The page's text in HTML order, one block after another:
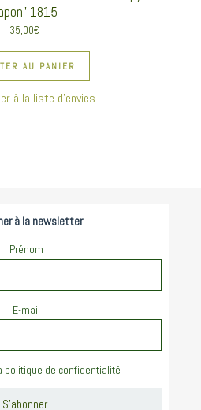
1815
35,00€
AU PANIER
à la liste d’envies
à la newsletter
Prénom
E-mail
politique de confidentialité